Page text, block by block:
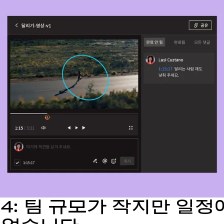
팀 규모가 작지만 일정